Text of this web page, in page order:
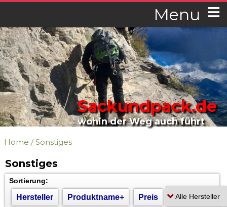
Menu
Sackundpack.de
wohin der Weg auch führt
Home /Sonstiges
Sonstiges
Sortierung:
Hersteller Produktname+ Preis